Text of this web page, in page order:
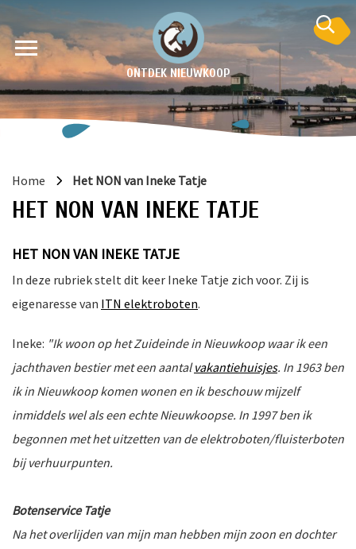
ONTDEK NIEUWKOOP
Home Het NON van Ineke Tatje
HET NON VAN INEKE TATJE
HET NON VAN INEKE TATJE
In deze rubriek stelt dit keer Ineke Tatje zich voor. Zij is
eigenaresse van ITN elektroboten.
Ineke: "Ik woon op het Zuideinde in Nieuwkoop waar ik een
jachthaven bestier met een aantalvakantiehuisjes. In 1963 ben
ik in Nieuwkoop komen wonen en ik beschouw mijzelf
inmiddels wel als een echte Nieuwkoopse. In 1997 ben ik
begonnen met het uitzetten van de elektroboten/fluisterboten
bij verhuurpunten.
Botenservice Tatje
Na het overlijden van mijn man hebben mijn zoon en dochter